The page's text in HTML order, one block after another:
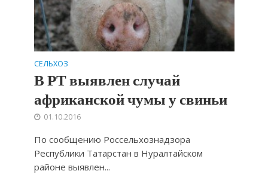
СЕЛЬХОЗ
В РТ выявлен случай
африканской чумы у свиньи
01.10.2016
По сообщению Россельхознадзора
Республики Татарстан в Нуралтайском
районе выявлен...